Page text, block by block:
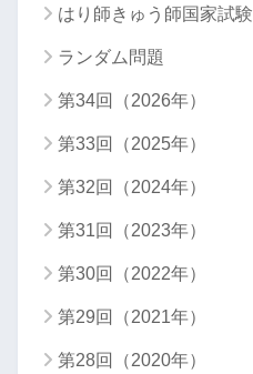
はり師きゅう師国家試験
ランダム問題
第34回（2026年）
第33回（2025年）
第32回（2024年）
第31回（2023年）
第30回（2022年）
第29回（2021年）
第28回（2020年）